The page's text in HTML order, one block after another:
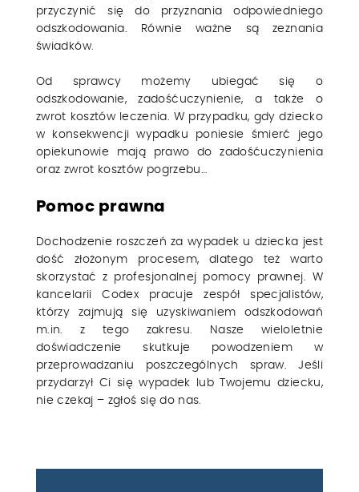
przyczynić się do przyznania odpowiedniego
odszkodowania. Równie ważne są zeznania
świadków.
Od sprawcy możemy ubiegać się o
odszkodowanie, zadośćuczynienie, a także o
zwrot kosztów leczenia. W przypadku, gdy dziecko
w konsekwencji wypadku poniesie śmierć jego
opiekunowie mają prawo do zadośćuczynienia
oraz zwrot kosztów pogrzebu…
Pomoc prawna
Dochodzenie roszczeń za wypadek u dziecka jest
dość złożonym procesem, dlatego też warto
skorzystać z profesjonalnej pomocy prawnej. W
kancelarii Codex pracuje zespół specjalistów,
którzy zajmują się uzyskiwaniem odszkodowań
m.in. z tego zakresu. Nasze wieloletnie
doświadczenie skutkuje powodzeniem w
przeprowadzaniu poszczególnych spraw. Jeśli
przydarzył Ci się wypadek lub Twojemu dziecku,
nie czekaj – zgłoś się do nas.